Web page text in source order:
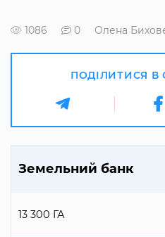
1086 0 Олена
ПОДІЛИТИСЯ
Земельний банк
13 300 ГА